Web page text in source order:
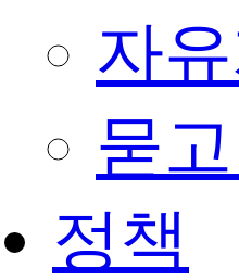
자
묻
정책